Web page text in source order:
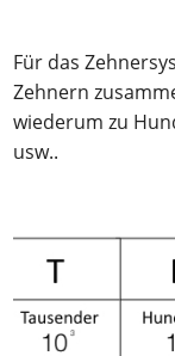
Für das
Zehnern
wiederum zu
usw..